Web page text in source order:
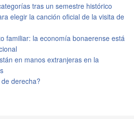
tras un semestre histórico
elegir la canción oficial de la visita de
familiar: la economía bonaerense está
en manos extranjeras en la
derecha?